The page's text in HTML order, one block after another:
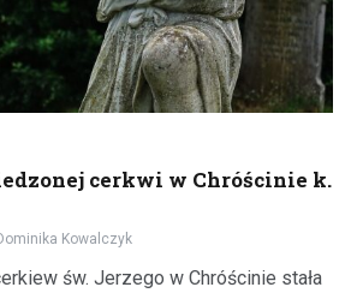
cerkwi w Chróścinie k.
Kowalczyk
św. Jerzego w Chróścinie stała